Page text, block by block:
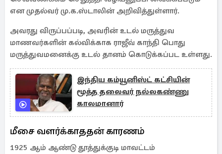
என முதல்வர் மு.க.ஸ்டாலின் அறிவித்துள்ளார்.
அவரது விருப்பப்படி, அவரின் உடல் மருத்துவ
மாணவர்களின் கல்விக்காக ராஜீவ் காந்தி பொது
மருத்துவமனைக்கு உடல் தானம் கொடுக்கப்பட உள்ளது.
இந்திய கம்யூனிஸ்ட் கட்சியின்
மூத்த தலைவர் நல்லகண்ணு
காலமானார்
மீசை வளர்க்காததன் காரணம்
1925 ஆம் ஆண்டு தூத்துக்குடி மாவட்டம்